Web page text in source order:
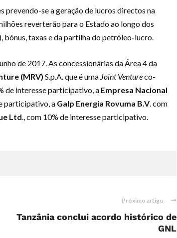
prevendo-se a geração de lucros directos na
reverterão para o Estado ao longo dos
bónus, taxas e da partilha do petróleo-lucro.
de 2017. As concessionárias da Área 4 da
(MRV) S.p.A. que é uma Joint Ventureco-
de interesse participativo, a Empresa Nacional
participativo, a Galp Energia Rovuma B.V. com
Ltd., com 10% de interesse participativo.
Próximo artigo
Tanzânia conclui acordo histórico de
GNL